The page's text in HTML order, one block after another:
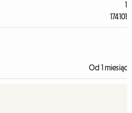
1
174101
Od 1 miesiąc